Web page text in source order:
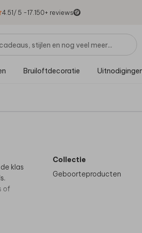
4.51/ 5 -17.150+ reviews
Bruiloftdecoratie
klas
of
Collectie
Geboorteproducten